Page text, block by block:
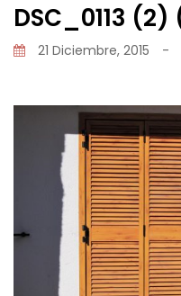
DSC_0113
21 Diciembre, 2015 -